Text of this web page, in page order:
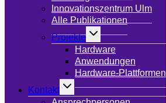
Innovationszentrum Ulm
Alle Publikationen
Projekte
Untermenü
Hardware
Anwendungen
Hardware-Plattformen
Kontakt
Untermenü